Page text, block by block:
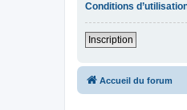
Conditions
Inscription
Accueil du forum